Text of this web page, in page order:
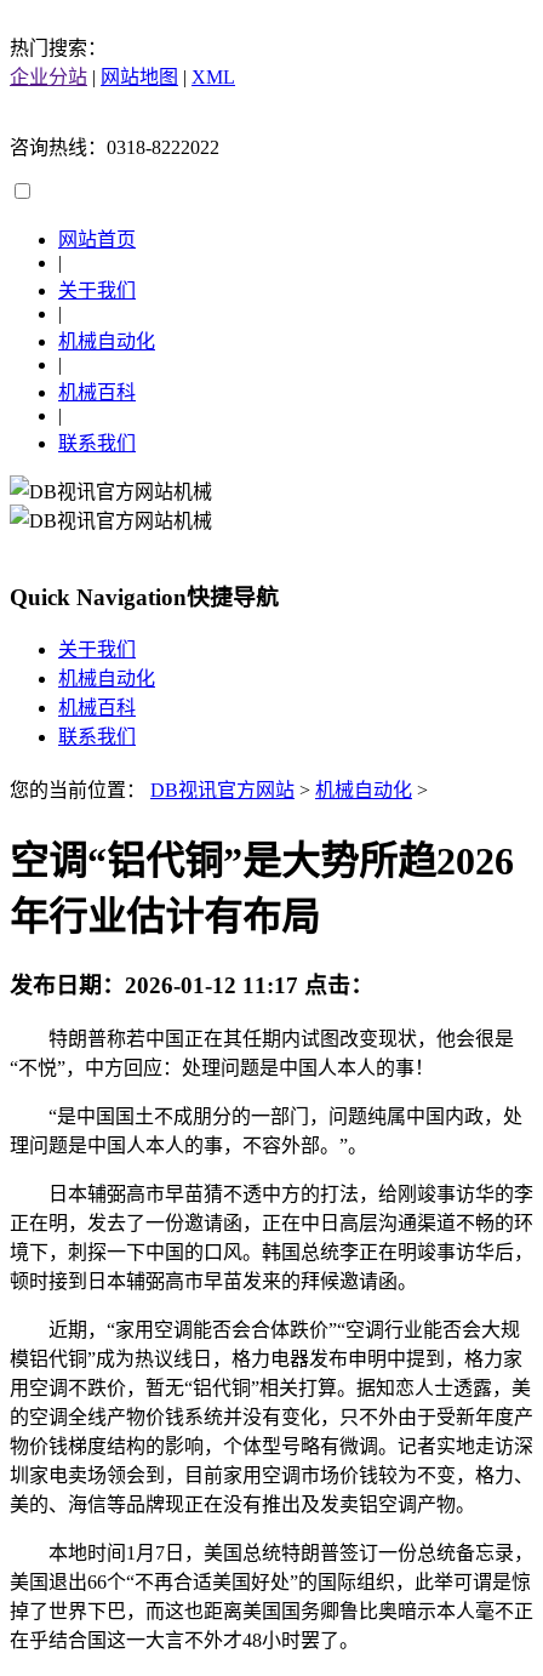
热门搜索：
企业分站 | 网站地图 | XML
咨询热线：0318-8222022
网站首页
|
关于我们
|
机械自动化
|
机械百科
|
联系我们
Quick Navigation快捷导航
关于我们
机械自动化
机械百科
联系我们
您的当前位置： DB视讯官方网站 > 机械自动化 >
空调“铝代铜”是大势所趋2026
年行业估计有布局
发布日期： 2026-01-12 11:17 点击：
特朗普称若中国正在其任期内试图改变现状，他会很是
“不悦”，中方回应：处理问题是中国人本人的事！
“是中国国土不成朋分的一部门，问题纯属中国内政，处
理问题是中国人本人的事，不容外部。”。
日本辅弼高市早苗猜不透中方的打法，给刚竣事访华的李
正在明，发去了一份邀请函，正在中日高层沟通渠道不畅的环
境下，刺探一下中国的口风。韩国总统李正在明竣事访华后，
顿时接到日本辅弼高市早苗发来的拜候邀请函。
近期，“家用空调能否会合体跌价”“空调行业能否会大规
模铝代铜”成为热议线日，格力电器发布申明中提到，格力家
用空调不跌价，暂无“铝代铜”相关打算。据知恋人士透露，美
的空调全线产物价钱系统并没有变化，只不外由于受新年度产
物价钱梯度结构的影响，个体型号略有微调。记者实地走访深
圳家电卖场领会到，目前家用空调市场价钱较为不变，格力、
美的、海信等品牌现正在没有推出及发卖铝空调产物。
本地时间1月7日，美国总统特朗普签订一份总统备忘录，
美国退出66个“不再合适美国好处”的国际组织，此举可谓是惊
掉了世界下巴，而这也距离美国国务卿鲁比奥暗示本人毫不正
在乎结合国这一大言不外才48小时罢了。